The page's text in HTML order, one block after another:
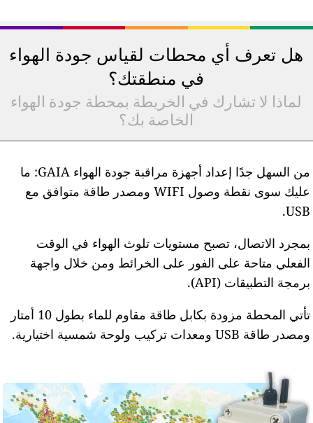
هل تعرف أي محطات لقياس جودة الهواء
في منطقتك؟
لماذا لا تشارك في الخريطة بمحطة جودة الهواء
الخاصة بك؟
من السهل جدًا إعداد أجهزة مراقبة جودة الهواء GAIA: ما
عليك سوى نقطة وصول WIFI ومصدر طاقة متوافق مع
USB.
بمجرد الاتصال، تصبح مستويات تلوث الهواء في الوقت
الفعلي متاحة على الفور على الخرائط ومن خلال واجهة
برمجة التطبيقات (API).
تأتي المحطة مزودة بكابل طاقة مقاوم للماء بطول 10 أمتار
ومصدر طاقة USB ومعدات تركيب ولوحة شمسية اختيارية.